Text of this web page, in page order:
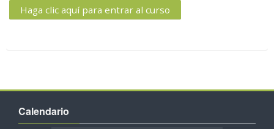
Haga clic aquí para entrar al curso
Calendario